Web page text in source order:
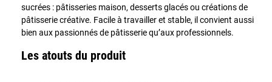
sucrées : pâtisseries maison, desserts glacés ou créations de
pâtisserie créative. Facile à travailler et stable, il convient aussi
bien aux passionnés de pâtisserie qu’aux professionnels.
Les atouts du produit